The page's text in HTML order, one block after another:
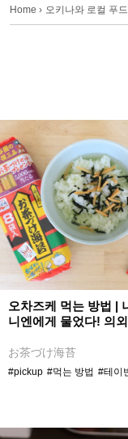
Home › 오키나와 로컬 푸
오차즈케 먹는 방법 |
니엔에게 물었다! 의
お茶づけ海苔
#pickup #먹는 방법 #테이